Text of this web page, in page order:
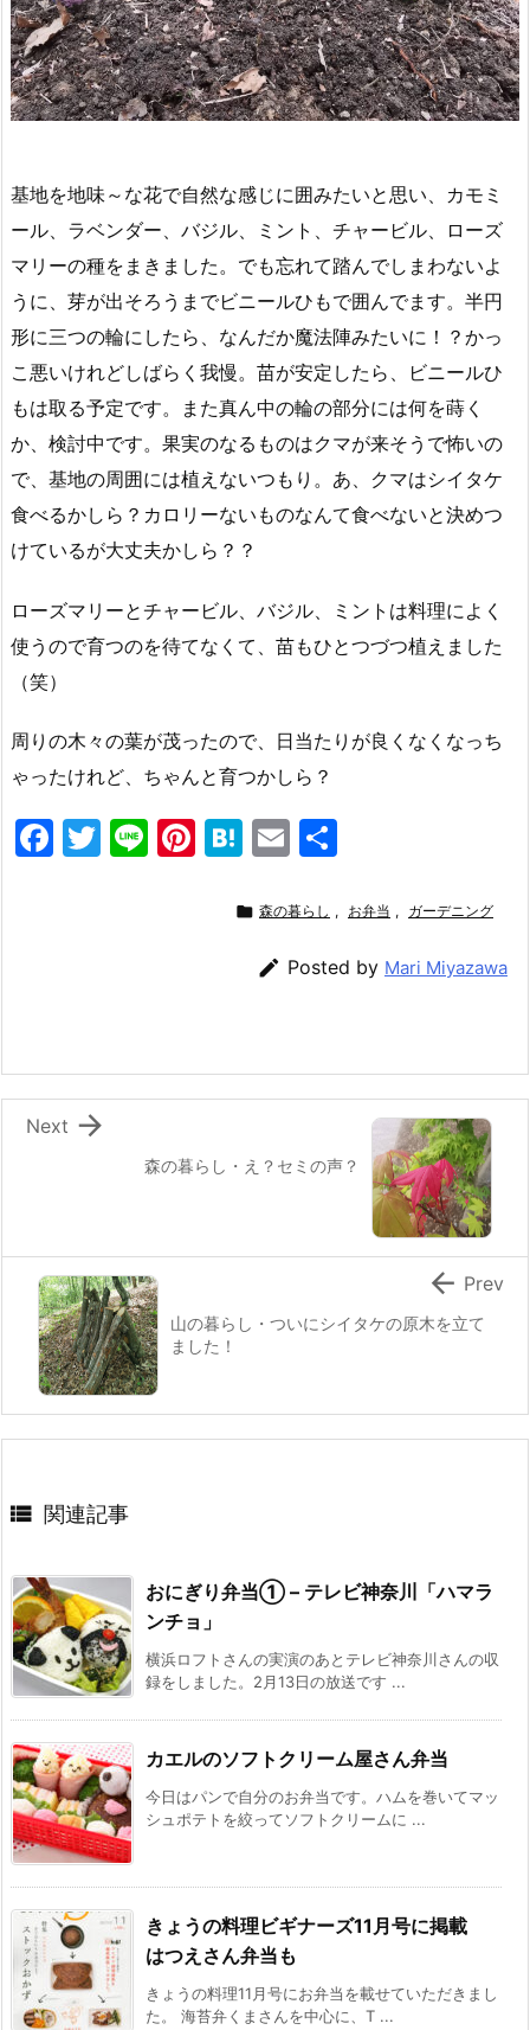
基地を地味～な花で自然な感じに囲みたいと思い、カモミ
ール、ラベンダー、バジル、ミント、チャービル、ローズ
マリーの種をまきました。でも忘れて踏んでしまわないよ
うに、芽が出そろうまでビニールひもで囲んでます。半円
形に三つの輪にしたら、なんだか魔法陣みたいに！？かっ
こ悪いけれどしばらく我慢。苗が安定したら、ビニールひ
もは取る予定です。また真ん中の輪の部分には何を蒔く
か、検討中です。果実のなるものはクマが来そうで怖いの
で、基地の周囲には植えないつもり。あ、クマはシイタケ
食べるかしら？カロリーないものなんて食べないと決めつ
けているが大丈夫かしら？？
ローズマリーとチャービル、バジル、ミントは料理によく
使うので育つのを待てなくて、苗もひとつづつ植えました
（笑）
周りの木々の葉が茂ったので、日当たりが良くなくなっち
ゃったけれど、ちゃんと育つかしら？
F
o
k
T
Li Pi H
e
a
E
ai
l
 森の暮らし , お弁当 , ガーデニング
 Posted by Mari Miyazawa
森の暮らし・え？セミの声？

Next
山の暮らし・ついにシイタケの原木を立て
ました！
 Prev
 関連記事
おにぎり弁当① – テレビ神奈川「ハマラ
ンチョ」
横浜ロフトさんの実演のあとテレビ神奈川さんの収
録をしました。2月13日の放送です ...
カエルのソフトクリーム屋さん弁当
今日はパンで自分のお弁当です。ハムを巻いてマッ
シュポテトを絞ってソフトクリームに ...
きょうの料理ビギナーズ11月号に掲載
はつえさん弁当も
きょうの料理11月号にお弁当を載せていただきまし
た。 海苔弁くまさんを中心に、T ...